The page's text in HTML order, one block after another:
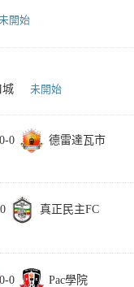
開始
城 未開始
0-0
德雷達瓦市
0
真正民主FC
0-0
Pac學院